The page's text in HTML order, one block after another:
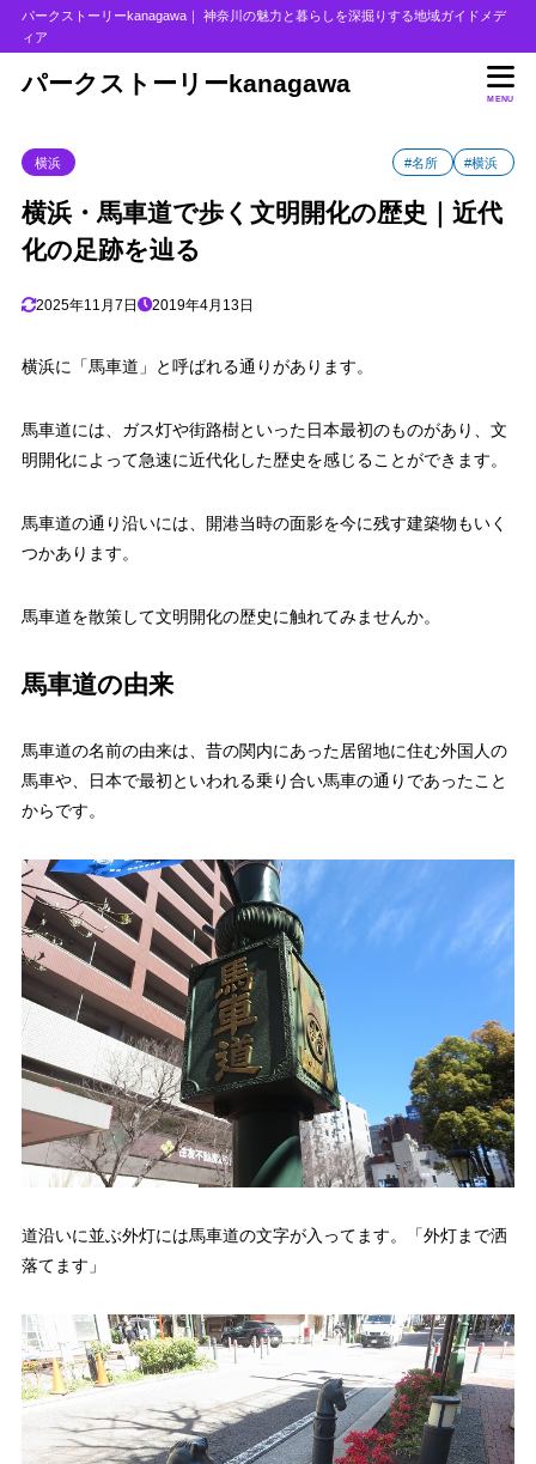
パークストーリーkanagawa｜ 神奈川の魅力と暮らしを深掘りする地域ガイドメデ
ィア
パークストーリーkanagawa
MENU
横浜 #名所 #横浜
横浜・馬車道で歩く文明開化の歴史｜近代
化の足跡を辿る
2025年11月7日 2019年4月13日
横浜に「馬車道」と呼ばれる通りがあります。
馬車道には、ガス灯や街路樹といった日本最初のものがあり、文
明開化によって急速に近代化した歴史を感じることができます。
馬車道の通り沿いには、開港当時の面影を今に残す建築物もいく
つかあります。
馬車道を散策して文明開化の歴史に触れてみませんか。
馬車道の由来
馬車道の名前の由来は、昔の関内にあった居留地に住む外国人の
馬車や、日本で最初といわれる乗り合い馬車の通りであったこと
からです。
道沿いに並ぶ外灯には馬車道の文字が入ってます。「外灯まで洒
落てます」
目次
2 文明開化の足跡
3 馬車道の近代建築物
4 馬車道のまとめ